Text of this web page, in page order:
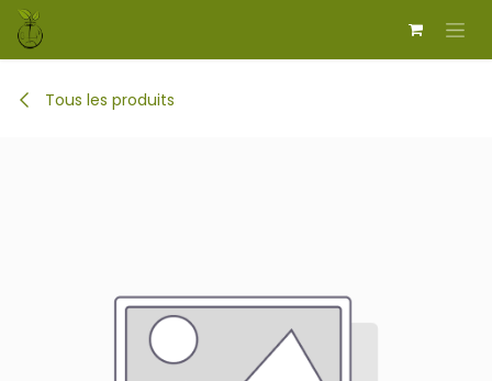
Se rendre au contenu
Tous les produits